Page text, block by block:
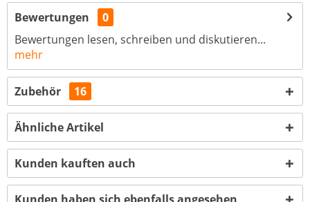
Bewertungen
0
Bewertungen lesen, schreiben und diskutieren...
mehr
Zubehör 16
Ähnliche Artikel
Kunden kauften auch